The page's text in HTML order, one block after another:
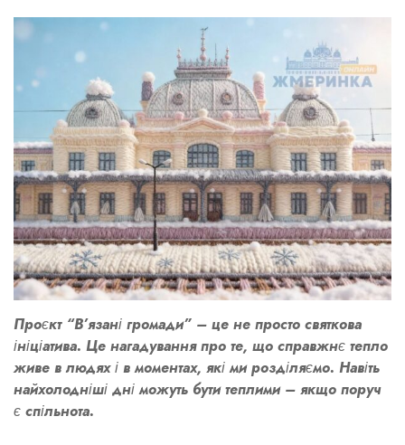
Проєкт “В’язані громади” – це не просто святкова
ініціатива. Це нагадування про те, що справжнє тепло
живе в людях і в моментах, які ми розділяємо. Навіть
найхолодніші дні можуть бути теплими – якщо поруч
є спільнота.